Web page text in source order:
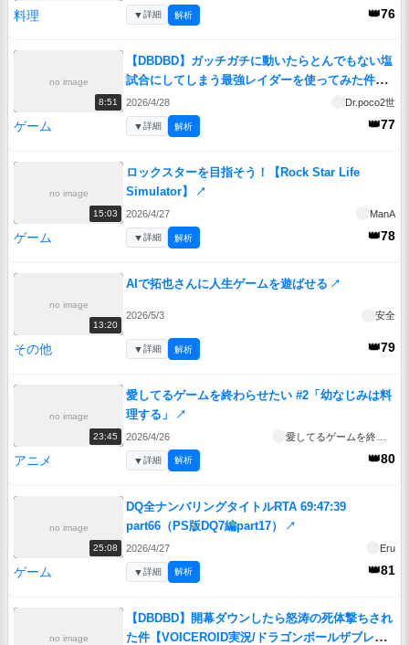
料理 👑76
▼詳細 解析
no image
8:51
【DBDBD】ガッチガチに動いたらとんでもない塩
試合にしてしまう最強レイダーを使ってみた件
【VOICEROID実況/ドラゴンボールザブレイカー
ズ】↗
2026/4/28 Dr.poco2世
ゲーム 👑77
▼詳細 解析
no image
15:03
ロックスターを目指そう！【Rock Star Life
Simulator】
↗
2026/4/27 ManA
ゲーム 👑78
▼詳細 解析
no image
13:20
AIで拓也さんに人生ゲームを遊ばせる ↗
2026/5/3 安全
その他 👑79
▼詳細 解析
no image
23:45
愛してるゲームを終わらせたい #2「幼なじみは料
理する」
↗
2026/4/26
アニメ 👑80
▼詳細 解析
no image
25:08
DQ全ナンバリングタイトルRTA 69:47:39
part66（PS版DQ7編part17）
↗
2026/4/27 Eru
ゲーム 👑81
▼詳細 解析
no image
【DBDBD】開幕ダウンしたら怒涛の死体撃ちされ
た件【VOICEROID実況/ドラゴンボールザブレイ